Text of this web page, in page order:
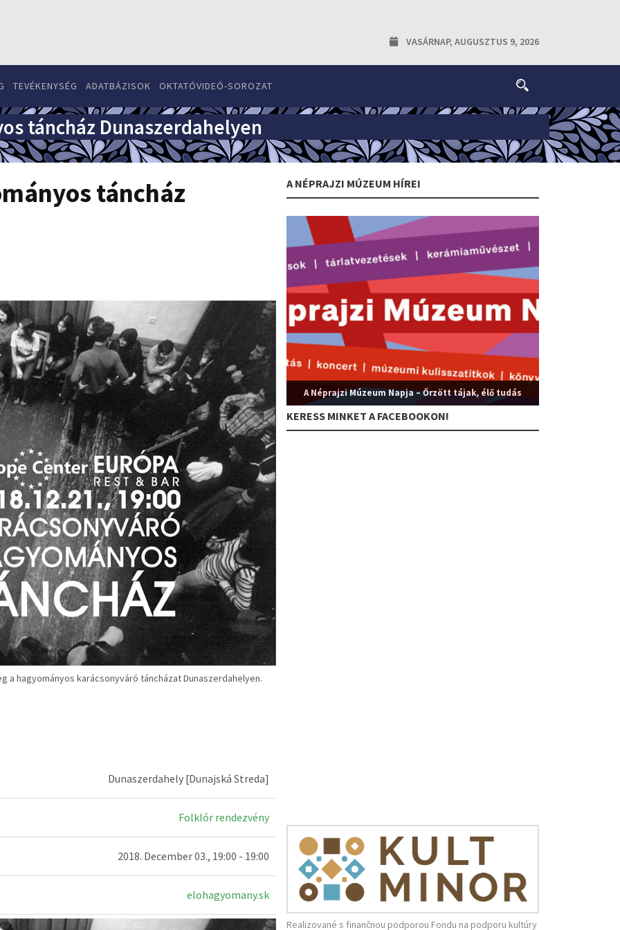
VASÁRNAP, AUGUSZTUS 9, 2026
TEVÉKENYSÉG ADATBÁZISOK OKTATÓVIDEÓ-SOROZAT
táncház Dunaszerdahelyen
táncház
a hagyományos karácsonyváró táncházat Dunaszerdahelyen.
Dunaszerdahely [Dunajská Streda]
Folklór rendezvény
2018. December 03., 19:00 - 19:00
elohagyomany.sk
A NÉPRAJZI MÚZEUM HÍREI
A Néprajzi Múzeum Napja – Őrzött tájak, élő tudás
KERESS MINKET A FACEBOOKON!
Realizované s finančnou podporou Fondu na podporu kultúry